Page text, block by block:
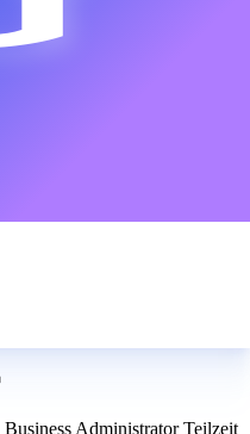
Administrator Teilzeit